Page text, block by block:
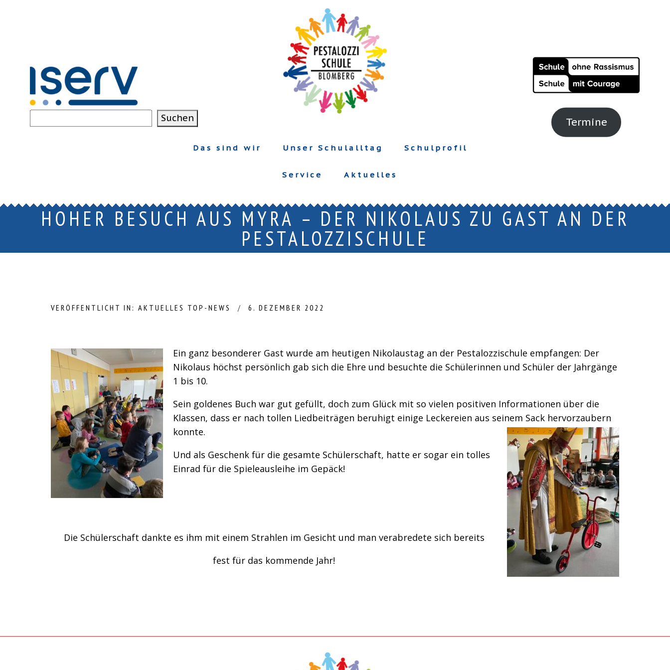
Suchen
Das sind wir Unser Schulalltag Schulprofil
Service Aktuelles
Termine
HOHER BESUCH AUS MYRA – DER NIKOLAUS ZU GAST AN DER
PESTALOZZISCHULE
VERÖFFENTLICHT IN: AKTUELLES TOP-NEWS 6. DEZEMBER 2022
Ein ganz besonderer Gast wurde am heutigen Nikolaustag an der Pestalozzischule empfangen: Der
Nikolaus höchst persönlich gab sich die Ehre und besuchte die Schülerinnen und Schüler der Jahrgänge
1 bis 10.
Sein goldenes Buch war gut gefüllt, doch zum Glück mit so vielen positiven Informationen über die
Klassen, dass er nach tollen Liedbeiträgen beruhigt einige Leckereien aus seinem Sack hervorzaubern
konnte.
Und als Geschenk für die gesamte Schülerschaft, hatte er sogar ein tolles
Einrad für die Spieleausleihe im Gepäck!
Die Schülerschaft dankte es ihm mit einem Strahlen im Gesicht und man verabredete sich bereits
fest für das kommende Jahr!